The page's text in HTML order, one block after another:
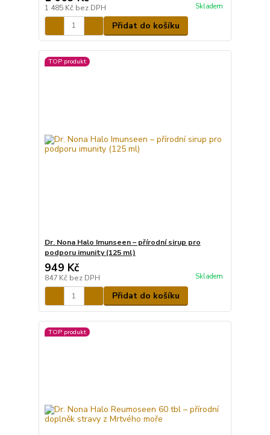
1 485 Kč bez DPH Skladem
Přidat do košíku
TOP produkt
Dr. Nona Halo Imunseen – přírodní sirup pro
podporu imunity (125 ml)
949 Kč
847 Kč bez DPH Skladem
Přidat do košíku
TOP produkt